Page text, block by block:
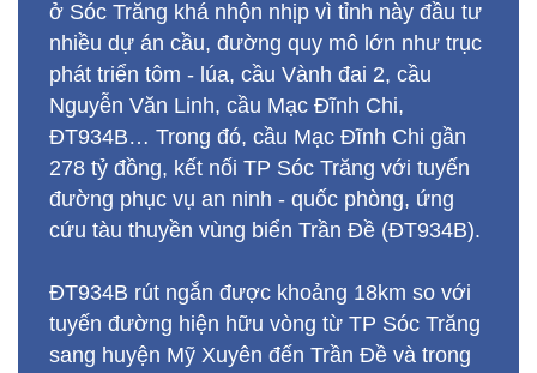
ở Sóc Trăng khá nhộn nhịp vì tỉnh này đầu tư
nhiều dự án cầu, đường quy mô lớn như trục
phát triển tôm - lúa, cầu Vành đai 2, cầu
Nguyễn Văn Linh, cầu Mạc Đĩnh Chi,
ĐT934B… Trong đó, cầu Mạc Đĩnh Chi gần
278 tỷ đồng, kết nối TP Sóc Trăng với tuyến
đường phục vụ an ninh - quốc phòng, ứng
cứu tàu thuyền vùng biển Trần Đề (ĐT934B).
ĐT934B rút ngắn được khoảng 18km so với
tuyến đường hiện hữu vòng từ TP Sóc Trăng
sang huyện Mỹ Xuyên đến Trần Đề và trong